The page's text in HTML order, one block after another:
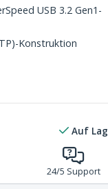
USB 3.2 Gen1-
Konstruktion
Auf
24/5 Support